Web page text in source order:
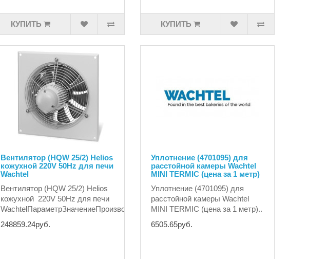
КУПИТЬ КУПИТЬ
Вентилятор (HQW 25/2) Helios
кожухной 220V 50Hz для печи
Wachtel
Вентилятор (HQW 25/2) Helios
кожухной 220V 50Hz для печи
WachtelПараметрЗначениеПроизводительн..
248859.24руб.
Уплотнение (4701095) для
расcтойной камеры Wachtel
MINI TERMIC (цена за 1 метр)
Уплотнение (4701095) для
расcтойной камеры Wachtel
MINI TERMIC (цена за 1 метр)..
6505.65руб.